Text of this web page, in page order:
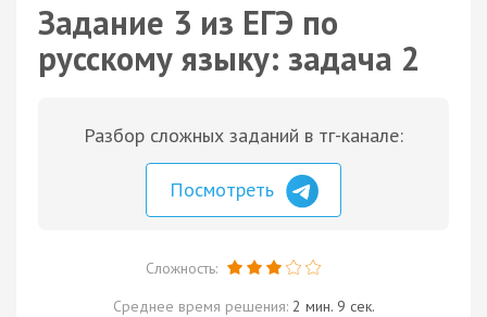
Задание 3 из ЕГЭ по
русскому языку: задача 2
Разбор сложных заданий в тг-канале:
Посмотреть
Сложность:
Среднее время решения: 2 мин. 9 сек.